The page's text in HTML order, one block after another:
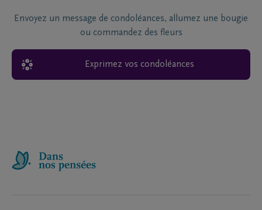
Envoyez un message de condoléances, allumez une bougie
ou commandez des fleurs
Exprimez vos condoléances